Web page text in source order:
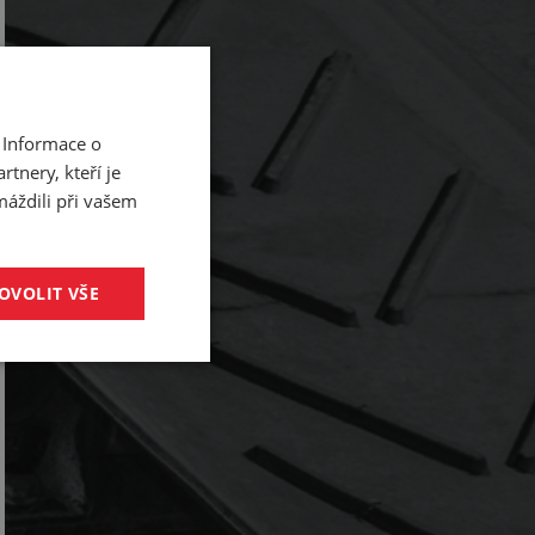
o
kteří je
při vašem
VŠE